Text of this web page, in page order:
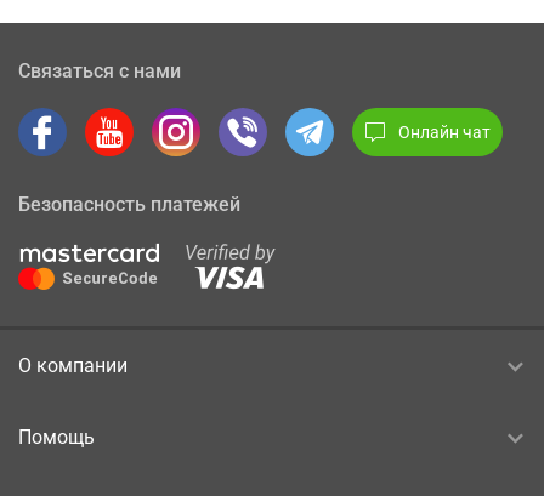
Связаться с нами
Онлайн чат
Безопасность платежей
О компании
Помощь